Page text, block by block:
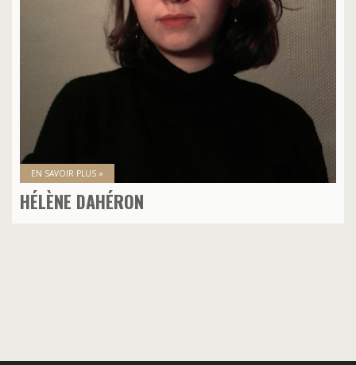
EN SAVOIR PLUS »
HÉLÈNE DAHÉRON